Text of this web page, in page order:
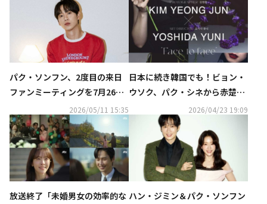
パク・ソンフン、2度目の来日
ファンミーティングを7月26日
に横浜で開催！ファンクラブの
大型リニューアルも
2026/05/11 15:35
日本に続き韓国でも！ビョン・
ウソク、パク・シネから赤楚衛
二まで、日韓から62人が参加の
チャリティー写真展を開催
2026/04/23 19:09
放送終了「未婚男女の効率的な ハン・ジミン＆パク・ソンフン